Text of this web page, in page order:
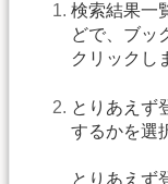
検索結果一
どで、ブッ
クリックし
とりあえず
するかを選
とりあえず